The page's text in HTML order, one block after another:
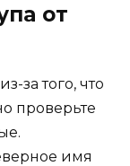
от
за того, что
проверьте
имя